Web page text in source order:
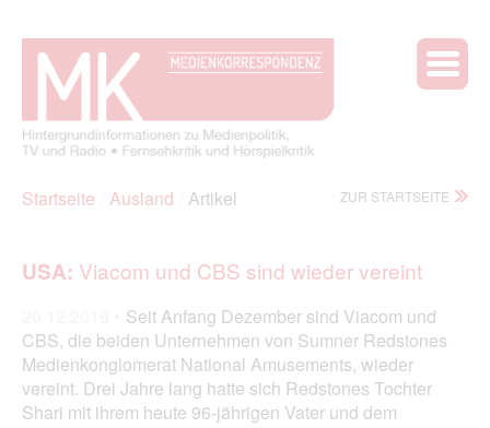
Startseite Ausland Artikel ZUR STARTSEITE
USA: Viacom und CBS sind wieder vereint
Seit Anfang Dezember sind Viacom und
CBS, die beiden Unternehmen von Sumner Redstones
Medienkonglomerat National Amusements, wieder
vereint. Drei Jahre lang hatte sich Redstones Tochter
Shari mit ihrem heute 96-jährigen Vater und dem